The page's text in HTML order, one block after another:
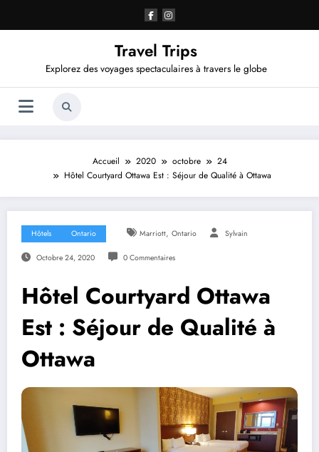
contenu
Travel Trips
Explorez des voyages spectaculaires à travers le globe
Accueil 2020 octobre
24
Hôtel Courtyard Ottawa Est : Séjour de Qualité à Ottawa
Hôtels Ontario Marriott, Ontario Sylvain
Octobre 24, 2020 0 Commentaires
Hôtel Courtyard Ottawa
Est : Séjour de Qualité à
Ottawa